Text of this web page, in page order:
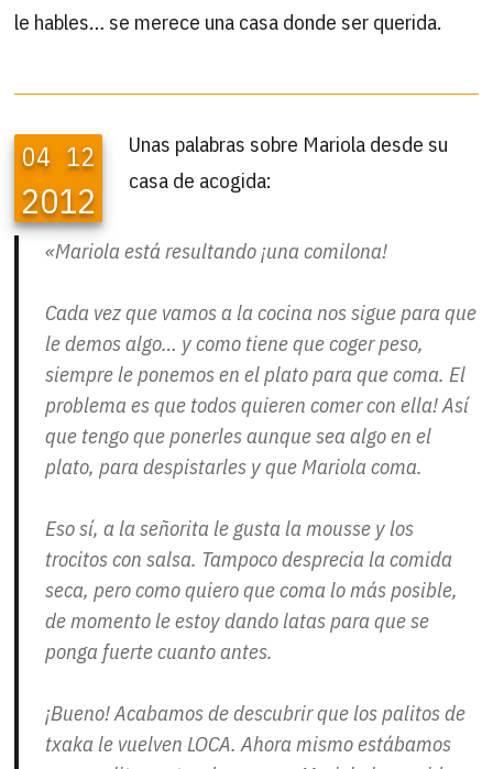
le hables… se merece una casa donde ser querida.
04 12
2012
Unas palabras sobre Mariola desde su
casa de acogida:
«Mariola está resultando ¡una comilona!
Cada vez que vamos a la cocina nos sigue para que
le demos algo… y como tiene que coger peso,
siempre le ponemos en el plato para que coma. El
problema es que todos quieren comer con ella! Así
que tengo que ponerles aunque sea algo en el
plato, para despistarles y que Mariola coma.
Eso sí, a la señorita le gusta la mousse y los
trocitos con salsa. Tampoco desprecia la comida
seca, pero como quiero que coma lo más posible,
de momento le estoy dando latas para que se
ponga fuerte cuanto antes.
¡Bueno! Acabamos de descubrir que los palitos de
txaka le vuelven LOCA. Ahora mismo estábamos